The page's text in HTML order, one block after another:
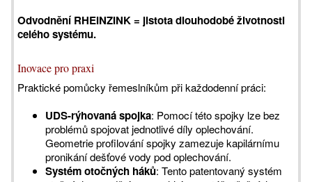
Odvodnění RHEINZINK = jistota dlouhodobé životnosti
celého systému.
Inovace pro praxi
Praktické pomůcky řemeslníkům při každodenní práci:
UDS-rýhovaná spojka: Pomocí této spojky lze bez
problémů spojovat jednotlivé díly oplechování.
Geometrie profilování spojky zamezuje kapilárnímu
pronikání dešťové vody pod oplechování.
Systém otočných háků: Tento patentovaný systém